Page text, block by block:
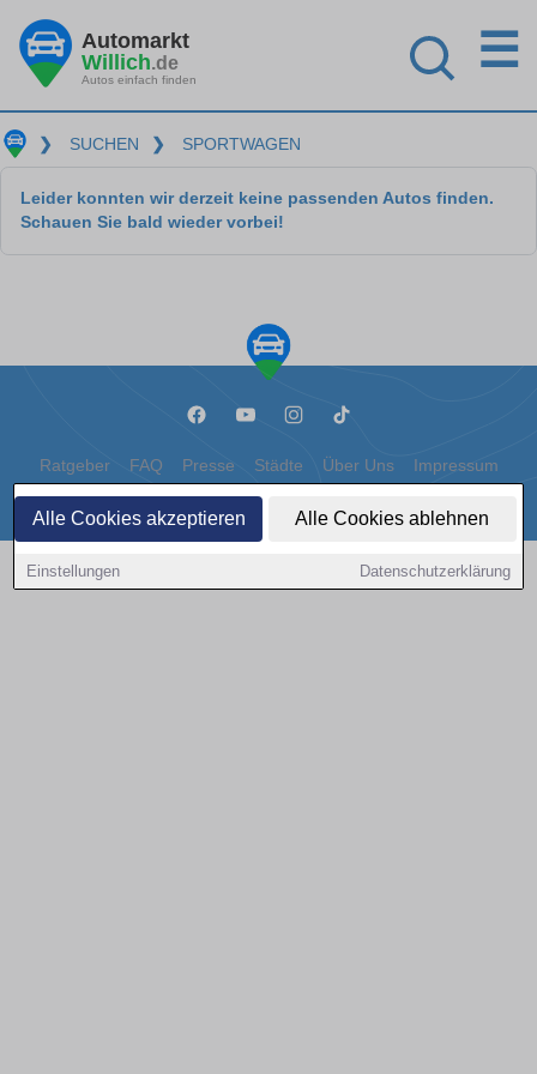
Alle Cookies akzeptieren Alle Cookies ablehnen
Einstellungen Datenschutzerklärung
Automarkt
Willich.de
Autos einfach finden
☰
❯ SUCHEN ❯ SPORTWAGEN
Leider konnten wir derzeit keine passenden Autos finden.
Schauen Sie bald wieder vorbei!
Ratgeber FAQ Presse Städte Über Uns Impressum
Datenschutz Cookies
Copyright © 2000 - 2026 | 1A Infosysteme GmbH | Content by: 1a-sites-autos